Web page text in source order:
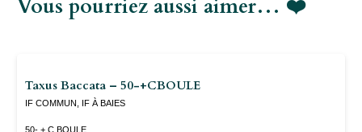
Vous pourriez aussi aimer… ❤️
Taxus Baccata – 50-+CBOULE
IF COMMUN, IF À BAIES
50- + C BOULE